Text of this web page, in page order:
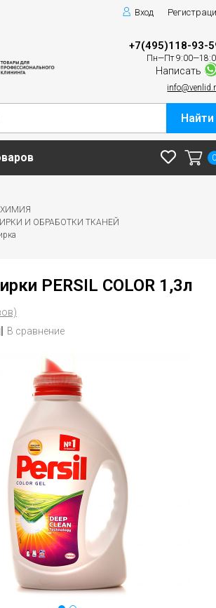
Вход
+7(495)118-93-
Пн—Пт
Написать
Найти
И ОБРАБОТКИ ТКАНЕЙ
PERSIL COLOR 1,3л
В сравнение